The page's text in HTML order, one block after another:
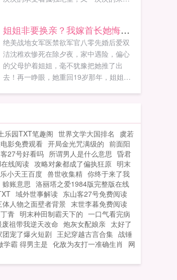
下的...
姐姐非要换亲？我嫁首长她悔哭了
绝美战地女军医禁欲军官八零先婚后爱双
洁沈稚欢惨死在除夕夜，家中遇险，偏心
的父母护着姐姐，毫不犹豫把她推了出
去！再一睁眼，她重回19岁那年，姐姐非
换亲？先断亲！拿钱！签！临死前家人丑
恶的嘴脸还...
乐园TXT笔趣阁 世界文学大国排名
虞若
影免费观看 开局金光咒满级的 前面阳
27号好看吗 所谓男人是什么意思 昏君
线阅读 攻略对象都成了偏执狂原 明末
小天王百度 兽世收集精 你终于来了我
赊账意思 洛丽塔之爱1984版完整版在线
域外世事解读 东山客27号免费阅读
体人物之面壁者背景 末世李暮免费阅读
青 明末种田制霸天下的 一口气看完病
祖带我逆天改命 炮灰女配娘亲 太好了
宠了爆火短剧 王妃穿越古言合集 战锤
学霸 得男主是 化敌为友打一准确生肖
网